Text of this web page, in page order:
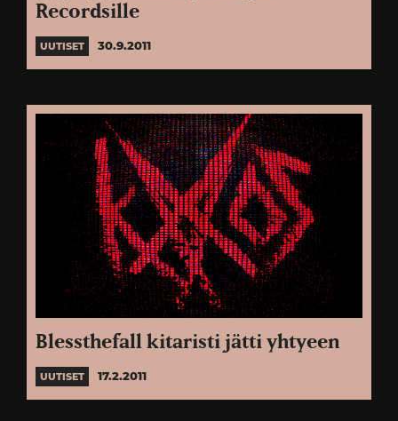
Recordsille
UUTISET 30.9.2011
Blessthefall kitaristi jätti yhtyeen
UUTISET 17.2.2011